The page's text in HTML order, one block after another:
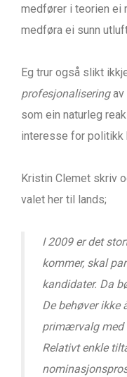
medfører i teorien ei
medføra ei sunn
Eg trur også slikt
profesjonaliseringav
som ein naturleg
interesse for politikk
Kristin Clemet skriv
valet her til lands;
I 2009 er det
kommer, skal
kandidater. Da
De behøver ikke
primærvalg med
Relativt enkle